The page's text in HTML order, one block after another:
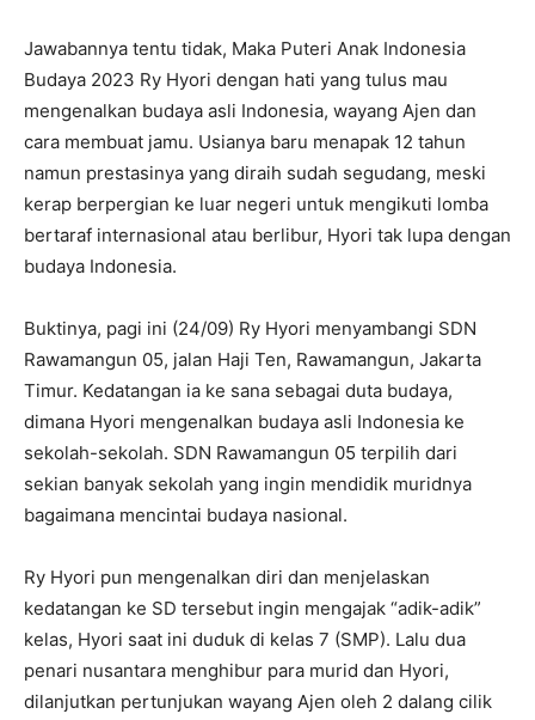
Jawabannya tentu tidak, Maka Puteri Anak Indonesia
Budaya 2023 Ry Hyori dengan hati yang tulus mau
mengenalkan budaya asli Indonesia, wayang Ajen dan
cara membuat jamu. Usianya baru menapak 12 tahun
namun prestasinya yang diraih sudah segudang, meski
kerap berpergian ke luar negeri untuk mengikuti lomba
bertaraf internasional atau berlibur, Hyori tak lupa dengan
budaya Indonesia.
Buktinya, pagi ini (24/09) Ry Hyori menyambangi SDN
Rawamangun 05, jalan Haji Ten, Rawamangun, Jakarta
Timur. Kedatangan ia ke sana sebagai duta budaya,
dimana Hyori mengenalkan budaya asli Indonesia ke
sekolah-sekolah. SDN Rawamangun 05 terpilih dari
sekian banyak sekolah yang ingin mendidik muridnya
bagaimana mencintai budaya nasional.
Ry Hyori pun mengenalkan diri dan menjelaskan
kedatangan ke SD tersebut ingin mengajak “adik-adik”
kelas, Hyori saat ini duduk di kelas 7 (SMP). Lalu dua
penari nusantara menghibur para murid dan Hyori,
dilanjutkan pertunjukan wayang Ajen oleh 2 dalang cilik